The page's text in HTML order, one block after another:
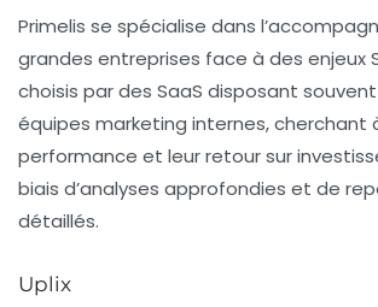
Primelis se spécialise dans
grandes entreprises face à des enjeux
choisis par des SaaS disposant
équipes marketing internes, cherchant
performance et leur retour sur
biais d’analyses approfondies et de
détaillés.
Uplix